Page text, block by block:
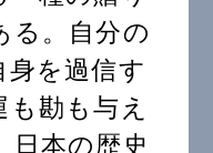
る。自分の
を過信す
勘も与え
日本の歴史